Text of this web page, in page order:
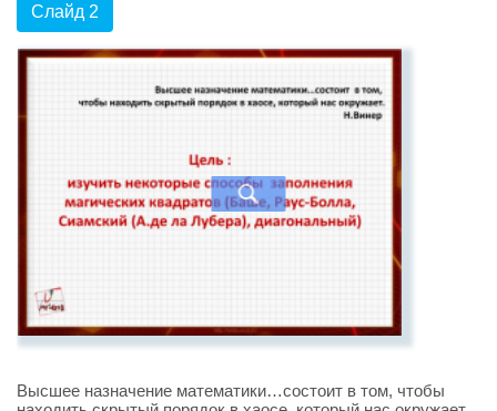
Слайд 2
Высшее назначение математики…состоит в том, чтобы